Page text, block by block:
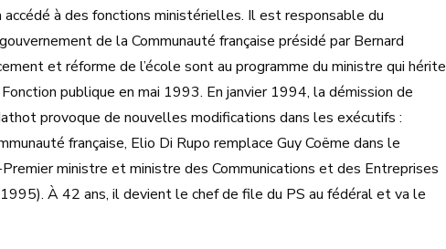
à des fonctions ministérielles. Il est responsable du
de la Communauté française présidé par Bernard
et réforme de l’école sont au programme du ministre qui hérite
publique en mai 1993. En janvier 1994, la démission de
provoque de nouvelles modifications dans les exécutifs :
française, Elio Di Rupo remplace Guy Coëme dans le
ministre et ministre des Communications et des Entreprises
À 42 ans, il devient le chef de file du PS au fédéral et va le